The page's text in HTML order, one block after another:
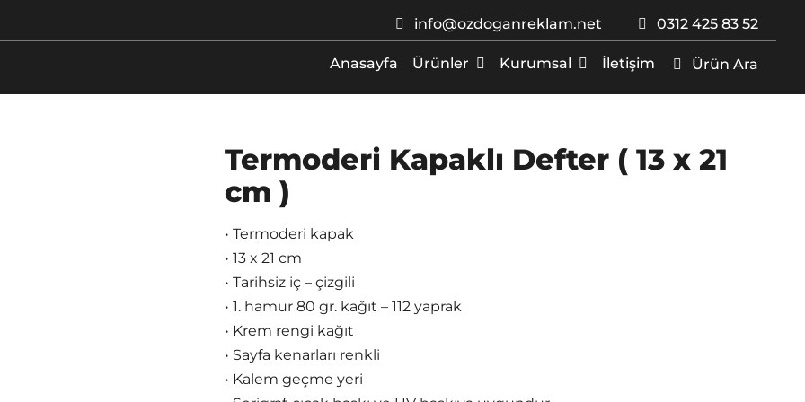
info@ozdoganreklam.net 0312 425 83 52
Anasayfa Ürünler Kurumsal İletişim Ürün Ara
Termoderi Kapaklı Defter ( 13 x 21
cm )
• Termoderi kapak
• 13 x 21 cm
• Tarihsiz iç – çizgili
• 1. hamur 80 gr. kağıt – 112 yaprak
• Krem rengi kağıt
• Sayfa kenarları renkli
• Kalem geçme yeri